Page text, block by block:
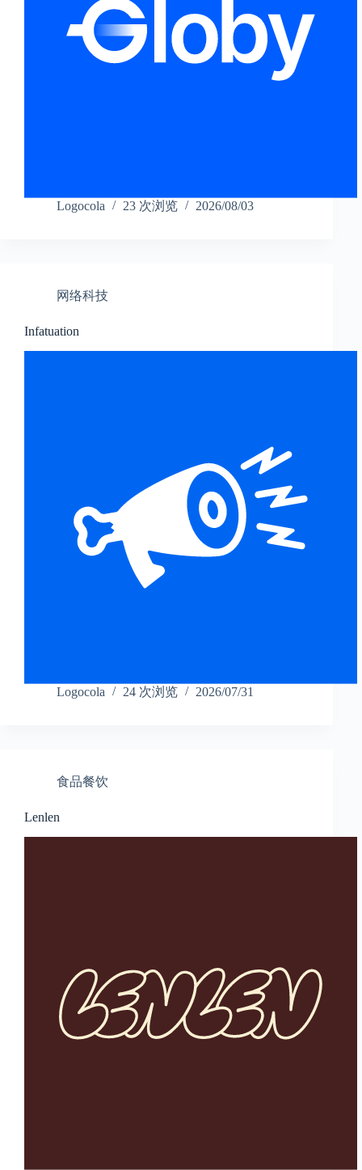
Logocola 23 次浏览 2026/08/03
网络科技
Infatuation
Logocola 24 次浏览 2026/07/31
食品餐饮
Lenlen